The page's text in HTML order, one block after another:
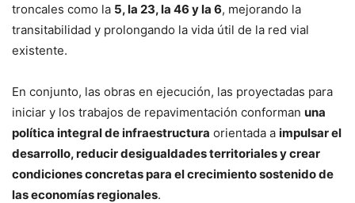
troncales como la 5, la 23, la 46 y la 6, mejorando la
transitabilidad y prolongando la vida útil de la red vial
existente.
En conjunto, las obras en ejecución, las proyectadas para
iniciar y los trabajos de repavimentación conforman una
política integral de infraestructura orientada a impulsar el
desarrollo, reducir desigualdades territoriales y crear
condiciones concretas para el crecimiento sostenido de
las economías regionales.